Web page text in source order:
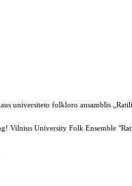
universiteto folkloro ansamblis
Vilnius University Folk Ensemble